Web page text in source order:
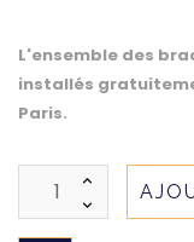
L'ensemble des
installés
Paris.